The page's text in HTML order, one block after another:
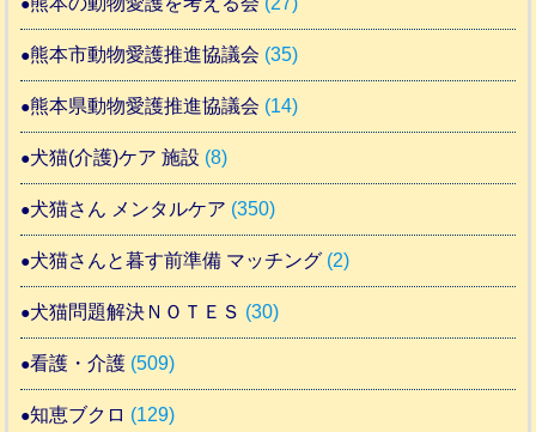
熊本市動物愛護推進協議会 (35)
熊本県動物愛護推進協議会 (14)
犬猫(介護)ケア 施設 (8)
犬猫さん メンタルケア (350)
犬猫さんと暮す前準備 マッチング (2)
犬猫問題解決ＮＯＴＥＳ (30)
看護・介護 (509)
知恵ブクロ (129)